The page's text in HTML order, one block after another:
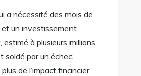
a nécessité des mois de
un investissement
estimé à plusieurs millions
soldé par un échec
de l’impact financier